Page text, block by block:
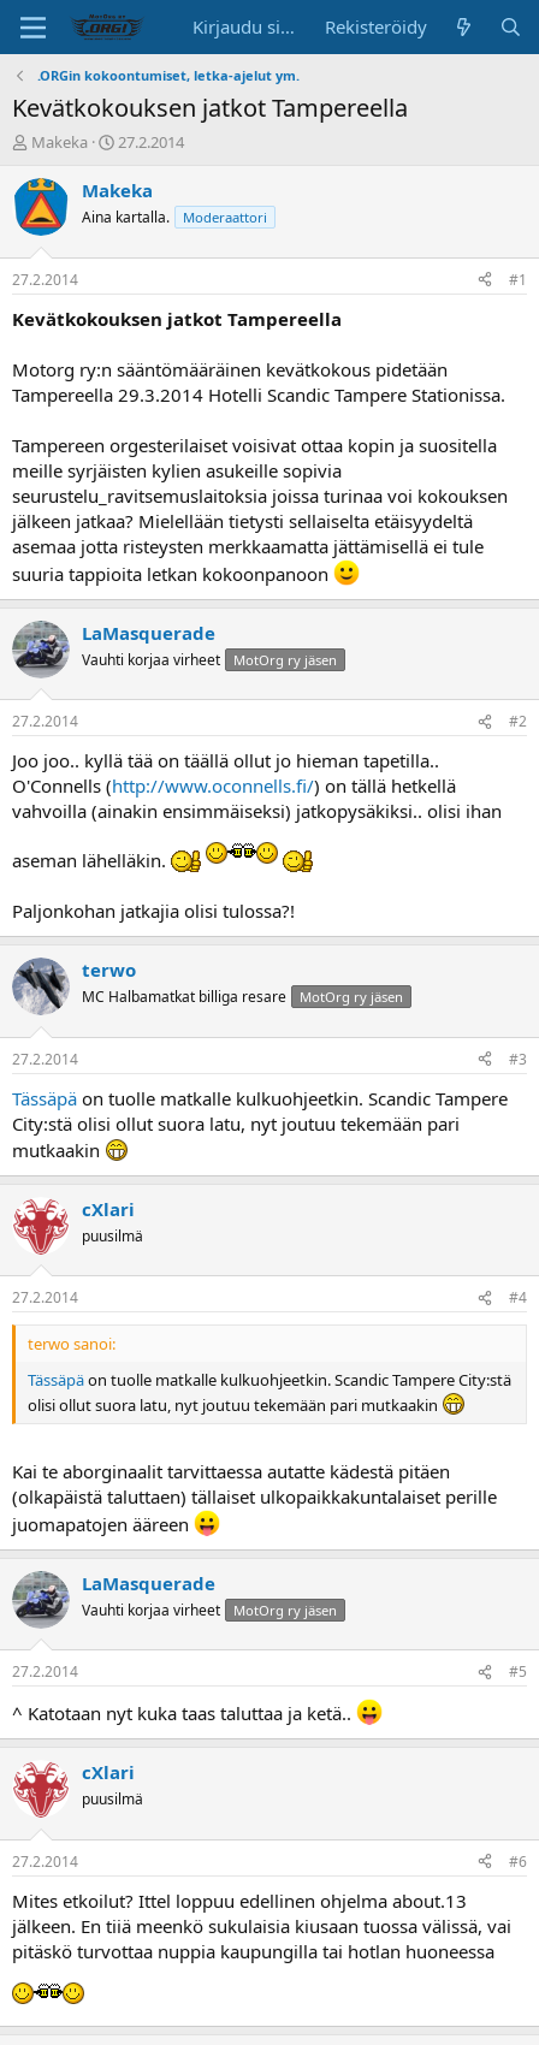
Kirjaudu sisään Rekisteröidy
.ORGin kokoontumiset, letka-ajelut ym.
Kevätkokouksen jatkot Tampereella
K
s
k
u
s
t
e
l
a
l
i
t
a
j
a
Makeka
A
o
i
t
p
ä
ä
27.2.2014
Makeka
Aina kartalla. Moderaattori
27.2.2014 #1
Kevätkokouksen jatkot Tampereella
Motorg ry:n sääntömääräinen kevätkokous pidetään
Tampereella 29.3.2014 Hotelli Scandic Tampere Stationissa.
Tampereen orgesterilaiset voisivat ottaa kopin ja suositella
meille syrjäisten kylien asukeille sopivia
seurustelu_ravitsemuslaitoksia joissa turinaa voi kokouksen
jälkeen jatkaa? Mielellään tietysti sellaiselta etäisyydeltä
asemaa jotta risteysten merkkaamatta jättämisellä ei tule
suuria tappioita letkan kokoonpanoon
LaMasquerade
Vauhti korjaa virheet MotOrg ry jäsen
27.2.2014 #2
Joo joo.. kyllä tää on täällä ollut jo hieman tapetilla..
O'Connells (http://www.oconnells.fi/) on tällä hetkellä
vahvoilla (ainakin ensimmäiseksi) jatkopysäkiksi.. olisi ihan
aseman lähelläkin.
Paljonkohan jatkajia olisi tulossa?!
terwo
MC Halbamatkat billiga resare MotOrg ry jäsen
27.2.2014 #3
Tässäpä on tuolle matkalle kulkuohjeetkin. Scandic Tampere
City:stä olisi ollut suora latu, nyt joutuu tekemään pari
mutkaakin
cXlari
puusilmä
27.2.2014 #4
terwo sanoi:
Tässäpäon tuolle matkalle kulkuohjeetkin. Scandic Tampere City:stä
olisi ollut suora latu, nyt joutuu tekemään pari mutkaakin
Kai te aborginaalit tarvittaessa autatte kädestä pitäen
(olkapäistä taluttaen) tällaiset ulkopaikkakuntalaiset perille
juomapatojen ääreen
LaMasquerade
Vauhti korjaa virheet MotOrg ry jäsen
27.2.2014 #5
^ Katotaan nyt kuka taas taluttaa ja ketä..
cXlari
puusilmä
27.2.2014 #6
Mites etkoilut? Ittel loppuu edellinen ohjelma about.13
jälkeen. En tiiä meenkö sukulaisia kiusaan tuossa välissä, vai
pitäskö turvottaa nuppia kaupungilla tai hotlan huoneessa